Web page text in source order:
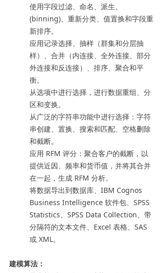
使用字段过滤、命名、派生、
(binning)、重新分类、值置换和字段重
新排序。
应用记录选择、抽样（群集和分层抽
样）、合并（内连接、全外连接、部分
外连接和反连接）、排序、聚合和平
衡。
从选项中进行选择，进行数据重组、分
区和变换。
从广泛的字符串功能中进行选择：字符
串创建、置换、搜索和匹配、空格删除
和截断。
应用 RFM 评分：聚合客户的截断，以
提供近因、频率和货币值，并将其合并
在一起，生成 RFM 分析。
将数据导出到数据库、IBM Cognos
Business Intelligence 软件包、SPSS
Statistics、SPSS Data Collection、带
分隔符的文本文件、Excel 表格、SAS
或 XML。
建模算法：